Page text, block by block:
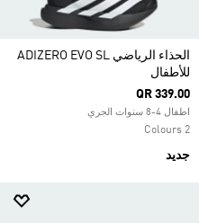
الحذاء الرياضي ADIZERO EVO SL
للأطفال
QR 339.00
اطفال 4-8 سنوات الجري
2 Colours
جديد